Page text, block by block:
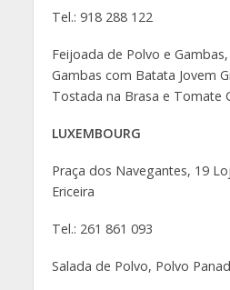
Tel.: 918 288 122
Feijoada de Polvo e
Gambas com Batata Jovem
Tostada na Brasa e Tomate
LUXEMBOURG
Praça dos Navegantes, 19
Ericeira
Tel.: 261 861 093
Salada de Polvo, Polvo